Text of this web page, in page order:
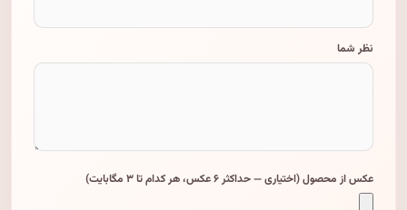
نظر شما
عکس از محصول (اختیاری — حداکثر ۶ عکس، هر کدام تا ۳ مگابایت)